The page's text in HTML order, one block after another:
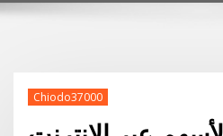
Chiodo37000